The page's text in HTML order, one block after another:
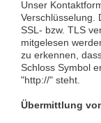
Unser
Verschlüsselung.
SSL- bzw. TLS
mitgelesen
zu erkennen,
Schloss Symbol
"http://" steht.
Übermittlung